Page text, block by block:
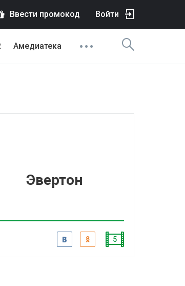
Ввести промокод Войти
Амедиатека
Эвертон
5